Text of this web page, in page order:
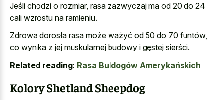
Jeśli chodzi o rozmiar, rasa zazwyczaj ma od 20 do 24
cali wzrostu na ramieniu.
Zdrowa dorosła rasa może ważyć od 50 do 70 funtów,
co wynika z jej muskularnej budowy i gęstej sierści.
Related reading: Rasa Buldogów Amerykańskich
Kolory Shetland Sheepdog